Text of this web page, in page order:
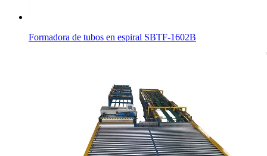
Formadora de tubos en espiral SBTF-1602B